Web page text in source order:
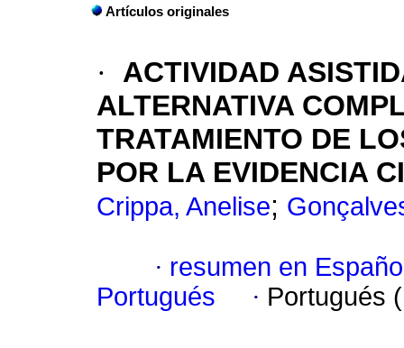
Artículos originales
·
ACTIVIDAD
ALTERNATIVA
TRATAMIENTO DE
POR LA EVIDENCIA
Crippa, Anelise;
· resumen en
Portugués
· Portugués